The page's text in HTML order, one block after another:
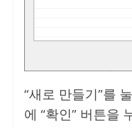
“새로 만들기”를
에 “확인” 버튼을